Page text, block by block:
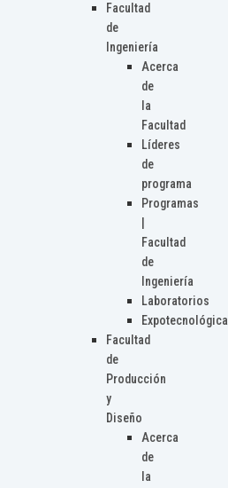
Facultad
de
Ingeniería
Acerca
de
la
Facultad
Líderes
de
programa
Programas
Facultad
de
Ingeniería
Laboratorios
Expotecnológica
Facultad
de
Producción
y
Diseño
Acerca
de
la